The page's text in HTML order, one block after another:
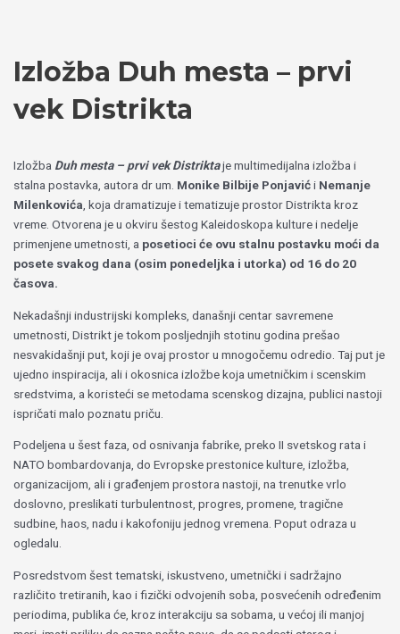
Izložba Duh mesta – prvi
vek Distrikta
Izložba Duh mesta – prvi vek Distriktaje multimedijalna izložba i
stalna postavka, autora dr um. Monike Bilbije Ponjavići Nemanje
Milenkovića , koja dramatizuje i tematizuje prostor Distrikta kroz
vreme. Otvorena je u okviru šestog Kaleidoskopa kulture i nedelje
primenjene umetnosti, a posetioci će ovu stalnu postavku moći da
posete svakog dana (osim ponedeljka i utorka) od 16 do 20
časova.
Nekadašnji industrijski kompleks, današnji centar savremene
umetnosti, Distrikt je tokom posljednjih stotinu godina prešao
nesvakidašnji put, koji je ovaj prostor u mnogočemu odredio. Taj put je
ujedno inspiracija, ali i okosnica izložbe koja umetničkim i scenskim
sredstvima, a koristeći se metodama scenskog dizajna, publici nastoji
ispričati malo poznatu priču.
Podeljena u šest faza, od osnivanja fabrike, preko II svetskog rata i
NATO bombardovanja, do Evropske prestonice kulture, izložba,
organizacijom, ali i građenjem prostora nastoji, na trenutke vrlo
doslovno, preslikati turbulentnost, progres, promene, tragične
sudbine, haos, nadu i kakofoniju jednog vremena. Poput odraza u
ogledalu.
Posredstvom šest tematski, iskustveno, umetnički i sadržajno
različito tretiranih, kao i fizički odvojenih soba, posvećenih određenim
periodima, publika će, kroz interakciju sa sobama, u većoj ili manjoj